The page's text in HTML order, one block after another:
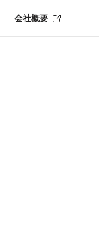
会社概要